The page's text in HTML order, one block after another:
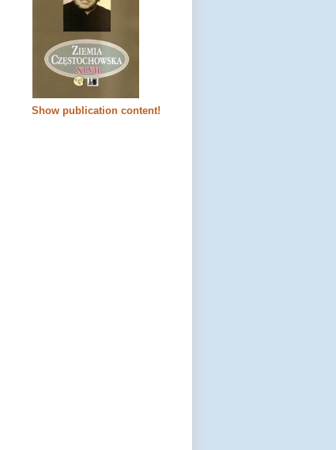
Show publication content!